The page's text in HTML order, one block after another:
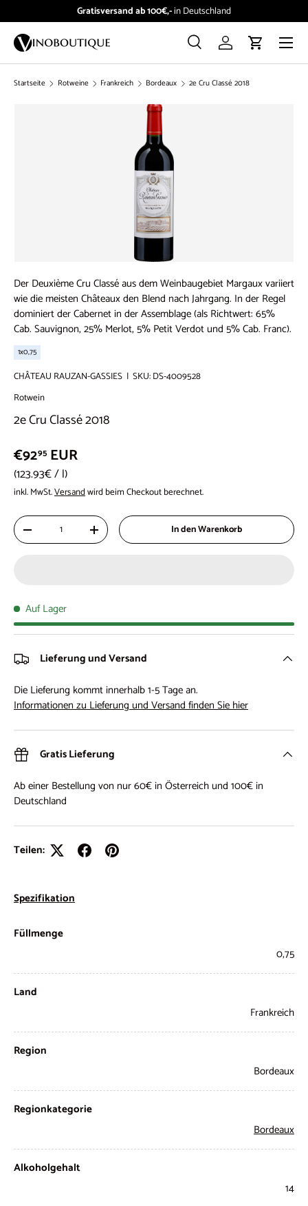
Direkt zum Inhalt
Gratisversand ab 100€,-in Deutschland
Suchen
Suche Einloggen
Menü
Startseite Rotweine Frankreich Bordeaux 2e Cru Classé 2018
Der Deuxième Cru Classé aus dem Weinbaugebiet Margaux variiert
wie die meisten Châteaux den Blend nach Jahrgang. In der Regel
dominiert der Cabernet in der Assemblage (als Richtwert: 65%
Cab. Sauvignon, 25% Merlot, 5% Petit Verdot und 5% Cab. Franc).
1x0,75
CHÂTEAU RAUZAN-GASSIES | SKU:DS-4009528
Rotwein
2e Cru Classé 2018
€9295 EUR
Grundpreis
123.93€/l
inkl. MwSt.Versandwird beim Checkout berechnet.
Anzahl
- + In den Warenkorb
Auf Lager
Lieferung und Versand
Die Lieferung kommt innerhalb 1-5 Tage an.
Informationen zu Lieferung und Versand finden Sie hier
Gratis Lieferung
Ab einer Bestellung von nur 60€ in Österreich und 100€ in
Deutschland
Teilen:
Spezifikation
Füllmenge
0,75
Land
Frankreich
Region
Bordeaux
Regionkategorie
Bordeaux
Alkoholgehalt
14